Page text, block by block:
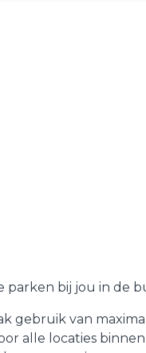
parken bij jou in de
gebruik van
alle locaties